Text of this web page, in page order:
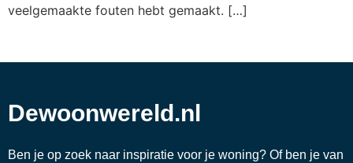
veelgemaakte fouten hebt gemaakt. […]
Dewoonwereld.nl
Ben je op zoek naar inspiratie voor je woning? Of ben je van